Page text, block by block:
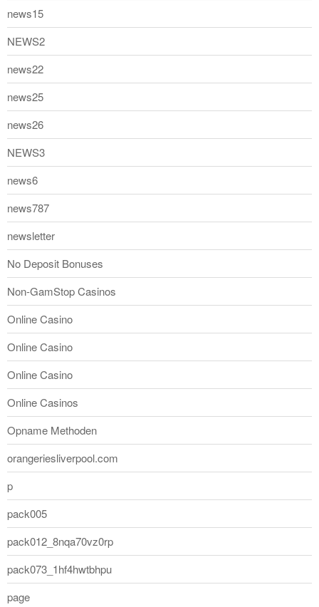
news15
NEWS2
news22
news25
news26
NEWS3
news6
news787
newsletter
No Deposit Bonuses
Non-GamStop Casinos
Online Casino
Online Casino
Online Casino
Online Casinos
Opname Methoden
orangeriesliverpool.com
p
pack005
pack012_8nqa70vz0rp
pack073_1hf4hwtbhpu
page